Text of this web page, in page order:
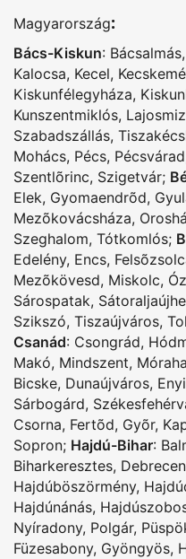
Magyarország:
Bács-Kiskun: Bácsalmás,
Kalocsa, Kecel,
Kiskunfélegyháza,
Kunszentmiklós,
Szabadszállás,
Mohács, Pécs, Pécsvárad
Szentlõrinc, Szigetvár;
Elek, Gyomaendrõd,
Mezõkovácsháza,
Szeghalom, Tótkomlós;
Edelény, Encs,
Mezõkövesd, Miskolc,
Sárospatak,
Szikszó, Tiszaújváros,
Csanád: Csongrád,
Makó, Mindszent,
Bicske, Dunaújváros,
Sárbogárd,
Csorna, Fertõd, Gyõr,
Sopron; Hajdú-Bihar:
Biharkeresztes, Debrecen
Hajdúböszörmény,
Hajdúnánás,
Nyíradony, Polgár,
Füzesabony, Gyöngyös,